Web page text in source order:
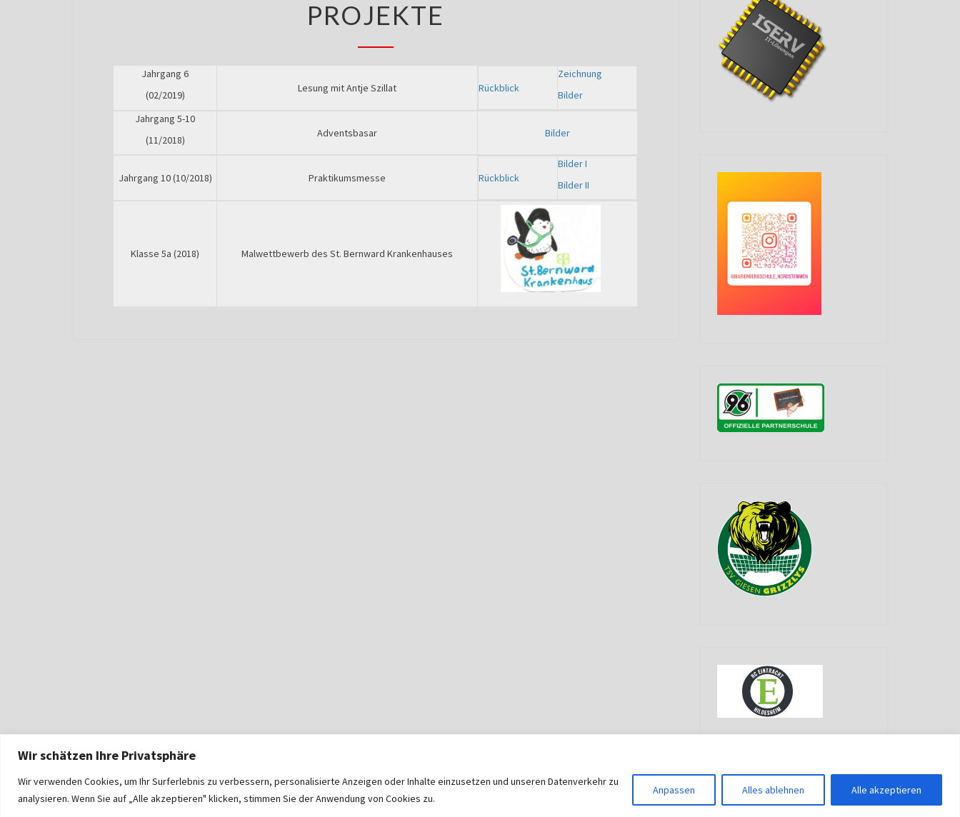
Wir schätzen Ihre Privatsphäre
Wir verwenden Cookies, um Ihr Surferlebnis zu verbessern, personalisierte Anzeigen oder Inhalte einzusetzen und unseren Datenverkehr zu
analysieren. Wenn Sie auf „Alle akzeptieren" klicken, stimmen Sie der Anwendung von Cookies zu.
Anpassen Alles ablehnen Alle akzeptieren
PROJEKTE
Jahrgang 6
(02/2019)
Lesung mit Antje Szillat Rückblick
Zeichnung
Bilder
Jahrgang 5-10
(11/2018)
Adventsbasar Bilder
Jahrgang 10 (10/2018) Praktikumsmesse Rückblick
Bilder I
Bilder II
Klasse 5a (2018) Malwettbewerb des St. Bernward Krankenhauses
© 2026|Stolz präsentiert von WordPress |Theme:Nisarg